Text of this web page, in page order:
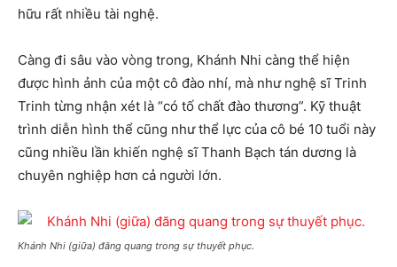
hữu rất nhiều tài nghệ.
Càng đi sâu vào vòng trong, Khánh Nhi càng thể hiện
được hình ảnh của một cô đào nhí, mà như nghệ sĩ Trinh
Trinh từng nhận xét là “có tố chất đào thương”. Kỹ thuật
trình diễn hình thể cũng như thể lực của cô bé 10 tuổi này
cũng nhiều lần khiến nghệ sĩ Thanh Bạch tán dương là
chuyên nghiệp hơn cả người lớn.
Khánh Nhi (giữa) đăng quang trong sự thuyết phục.